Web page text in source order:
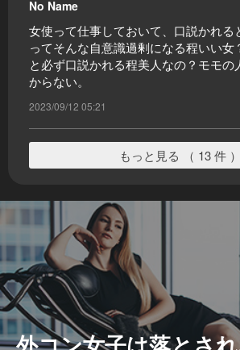
No Name
女使って仕事しておいて、口説かれる
ってそんな自意識過剰になる程いい女
と必ず口説かれる程美人なの？モモの
からない。
2023/09/12 05:21
もっと見る （ 13 件 ）